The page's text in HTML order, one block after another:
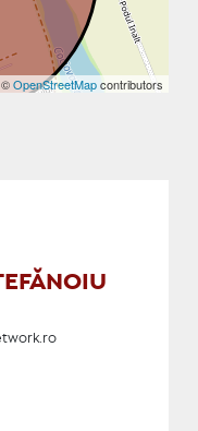
©OpenStreetMapcontributors